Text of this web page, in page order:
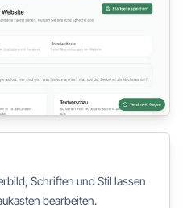
Schriften und Stil lassen
bearbeiten.